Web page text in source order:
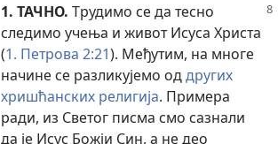
1. ТАЧНО. Трудимо се да тесно
следимо учења и живот Исуса Христа
(1. Петрова 2:21). Међутим, на многе
начине се разликујемо оддругих
хришћанских религија. Примера
ради, из Светог писма смо сазнали
да је Исус Божји Син, а не део